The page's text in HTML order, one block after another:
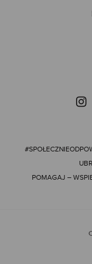
POMAGAJ –